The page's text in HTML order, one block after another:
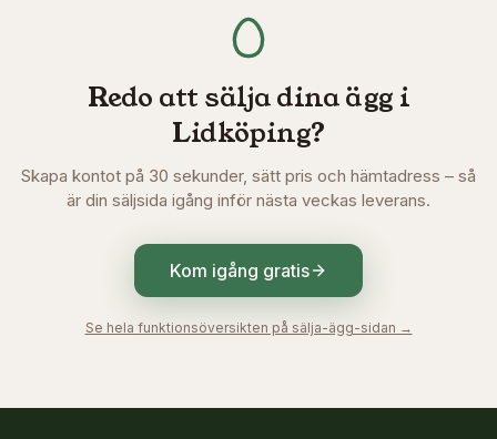
Redo att sälja dina ägg i
Lidköping?
Skapa kontot på 30 sekunder, sätt pris och hämtadress – så
är din säljsida igång inför nästa veckas leverans.
Kom igång gratis
Se hela funktionsöversikten på sälja-ägg-sidan →